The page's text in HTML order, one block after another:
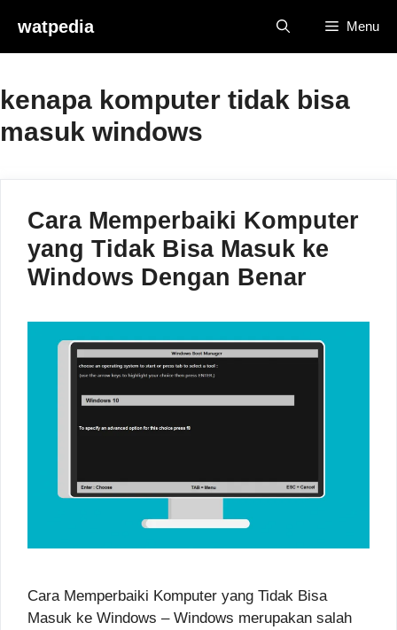
content
watpedia Menu
kenapa komputer tidak bisa
masuk windows
Cara Memperbaiki Komputer
yang Tidak Bisa Masuk ke
Windows Dengan Benar
Cara Memperbaiki Komputer yang Tidak Bisa
Masuk ke Windows – Windows merupakan salah